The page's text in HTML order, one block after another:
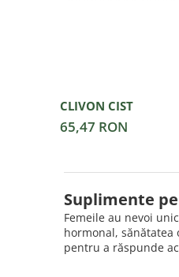
CLIVON CIST
65,47 RON
Suplimente
Femeile au nevoi
hormonal,
pentru a răspunde